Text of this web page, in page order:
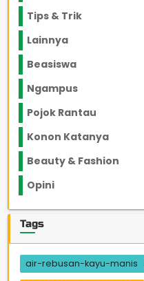
Tips & Trik
Lainnya
Beasiswa
Ngampus
Pojok Rantau
Konon Katanya
Beauty & Fashion
Opini
Tags
air-rebusan-kayu-manis